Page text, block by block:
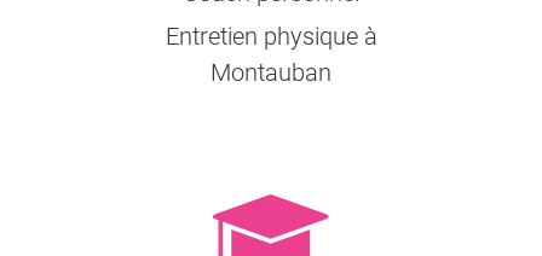
Entretien physique à
Montauban